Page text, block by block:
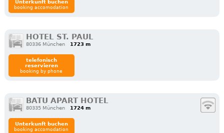
Unterkunft buchen
booking accomodation
HOTEL ST. PAUL
80336 München 1723 m
telefonisch
reservieren
booking by phone
BATU APART HOTEL
80335 München 1724 m
Unterkunft buchen
booking accomodation